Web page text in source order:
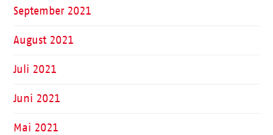
September 2021
August 2021
Juli 2021
Juni 2021
Mai 2021